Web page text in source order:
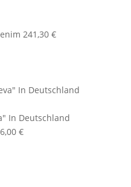
241,30 €
In Deutschland
€